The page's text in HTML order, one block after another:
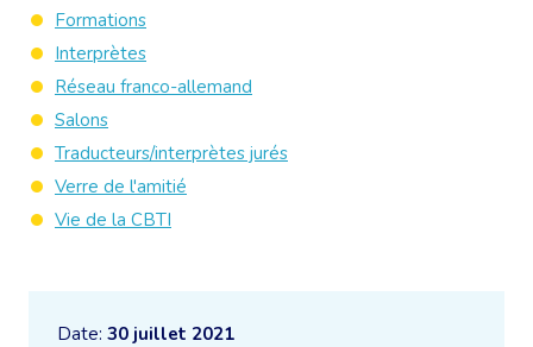
Date: 30 juillet 2021
Formations
Interprètes
Réseau franco-allemand
Salons
Traducteurs/interprètes jurés
Verre de l'amitié
Vie de la CBTI